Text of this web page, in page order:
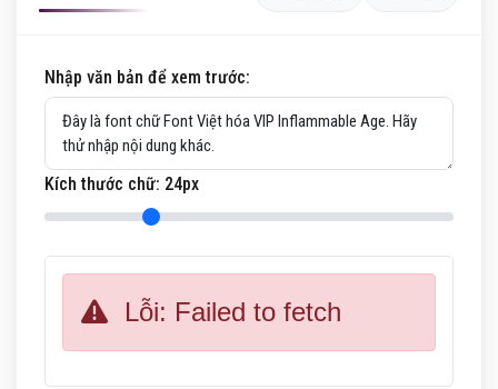
Nhập văn bản để xem trước:
Kích thước chữ: 24px
Lỗi: Failed to fetch